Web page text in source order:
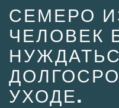
СЕМЕРО
ЧЕЛОВЕК
УХОДЕ.